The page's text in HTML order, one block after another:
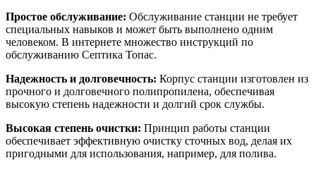
Простое обслуживание: Обслуживание станции не требует
специальных навыков и может быть выполнено одним
человеком. В интернете множество инструкций по
обслуживанию Септика Топас.
Надежность и долговечность: Корпус станции изготовлен из
прочного и долговечного полипропилена, обеспечивая
высокую степень надежности и долгий срок службы.
Высокая степень очистки: Принцип работы станции
обеспечивает эффективную очистку сточных вод, делая их
пригодными для использования, например, для полива.